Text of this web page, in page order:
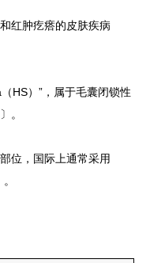
红肿疙瘩的皮肤疾病
HS）”，属于毛囊闭锁性
。
位，国际上通常采用